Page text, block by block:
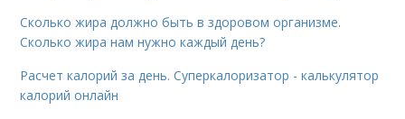
Сколько жира должно быть в здоровом организме.
Сколько жира нам нужно каждый день?
Расчет калорий за день. Суперкалоризатор - калькулятор
калорий онлайн